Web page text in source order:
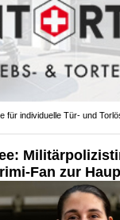
für individuelle Tür- und
Fan zur